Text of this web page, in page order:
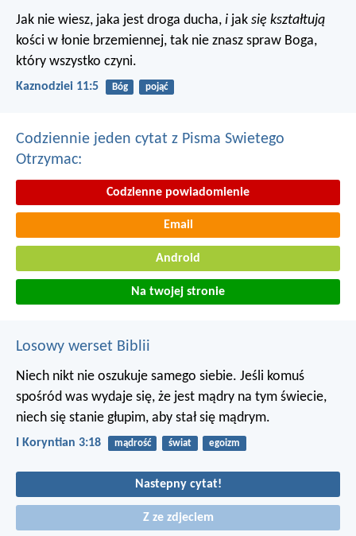
Jak nie wiesz, jaka jest droga ducha, i jak się kształtują
kości w łonie brzemiennej, tak nie znasz spraw Boga,
który wszystko czyni.
Kaznodziei 11:5 Bóg pojąć
Codziennie jeden cytat z Pisma Swietego
Otrzymac:
Codzienne powiadomienie
Email
Android
Na twojej stronie
Losowy werset Biblii
Niech nikt nie oszukuje samego siebie. Jeśli komuś
spośród was wydaje się, że jest mądry na tym świecie,
niech się stanie głupim, aby stał się mądrym.
I Koryntian 3:18 mądrość świat egoizm
Nastepny cytat!
Z ze zdjeciem